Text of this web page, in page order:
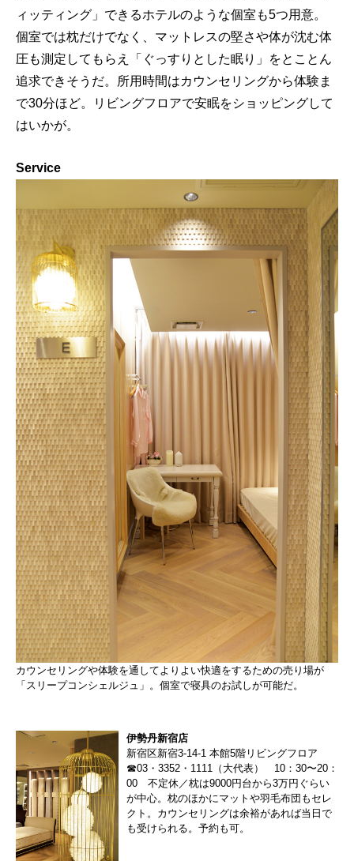
ィッティング」できるホテルのような個室も5つ用意。
個室では枕だけでなく、マットレスの堅さや体が沈む体
圧も測定してもらえ「ぐっすりとした眠り」をとことん
追求できそうだ。所用時間はカウンセリングから体験ま
で30分ほど。リビングフロアで安眠をショッピングして
はいかが。
Service
カウンセリングや体験を通してよりよい快適をするための売り場が
「スリープコンシェルジュ」。個室で寝具のお試しが可能だ。
伊勢丹新宿店
新宿区新宿3-14-1 本館5階リビングフロア
☎03・3352・1111（大代表） 10：30〜20：
00 不定休／枕は9000円台から3万円ぐらい
が中心。枕のほかにマットや羽毛布団もセレ
クト。カウンセリングは余裕があれば当日で
も受けられる。予約も可。